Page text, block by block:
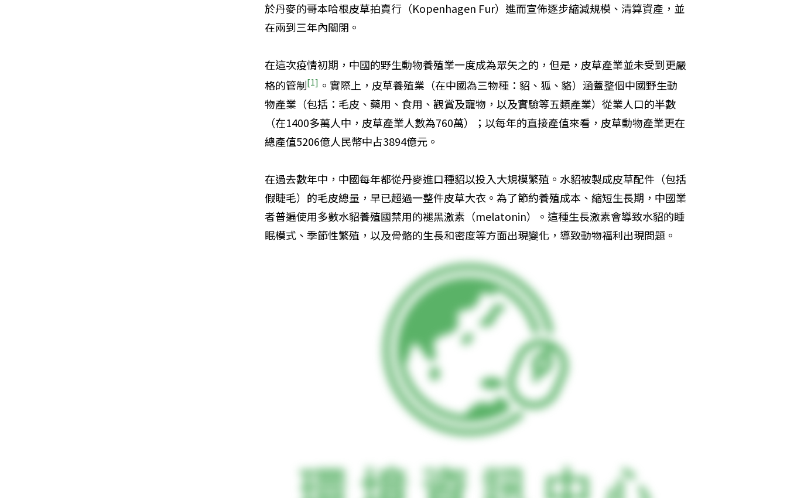
於丹麥的哥本哈根皮草拍賣行（Kopenhagen Fur）進而宣佈逐步縮減規模、清算資產，並
在兩到三年內關閉。
在這次疫情初期，中國的野生動物養殖業一度成為眾矢之的，但是，皮草產業並未受到更嚴
格的管制[1] 。實際上，皮草養殖業（在中國為三物種：貂、狐、貉）涵蓋整個中國野生動
物產業（包括：毛皮、藥用、食用、觀賞及寵物，以及實驗等五類產業）從業人口的半數
（在1400多萬人中，皮草產業人數為760萬）；以每年的直接產值來看，皮草動物產業更在
總產值5206億人民幣中占3894億元。
在過去數年中，中國每年都從丹麥進口種貂以投入大規模繁殖。水貂被製成皮草配件（包括
假睫毛）的毛皮總量，早已超過一整件皮草大衣。為了節約養殖成本、縮短生長期，中國業
者普遍使用多數水貂養殖國禁用的褪黑激素（melatonin）。這種生長激素會導致水貂的睡
眠模式、季節性繁殖，以及骨骼的生長和密度等方面出現變化，導致動物福利出現問題。